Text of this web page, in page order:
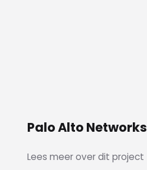
Palo Alto Networks
Lees meer over dit project